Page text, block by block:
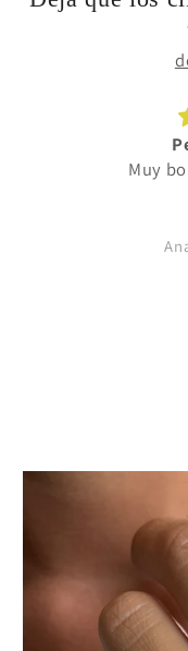
Muy